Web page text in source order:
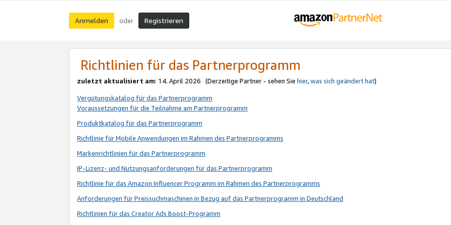
Anmelden oder Registrieren
Richtlinien für das Partnerprogramm
zuletzt aktualisiert am: 14. April 2026 (Derzeitige Partner - sehen Sie hier,was sich geändert hat)
Vergütungskatalog für das Partnerprogramm
Voraussetzungen für die Teilnahme am Partnerprogramm
Produktkatalog für das Partnerprogramm
Richtlinie für Mobile Anwendungen im Rahmen des Partnerprogramms
Markenrichtlinien für das Partnerprogramm
IP-Lizenz- und Nutzungsanforderungen für das Partnerprogramm
Richtlinie für das Amazon Influencer Programm im Rahmen des Partnerprogramms
Anforderungen für Preissuchmaschinen in Bezug auf das Partnerprogramm in Deutschland
Richtlinien für das Creator Ads Boost-Programm